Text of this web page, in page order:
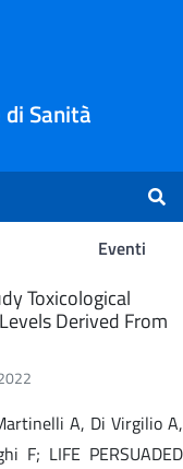
Sanità
Eventi
Toxicological
Derived From
A, Di Virgilio A,
F; LIFE PERSUADED